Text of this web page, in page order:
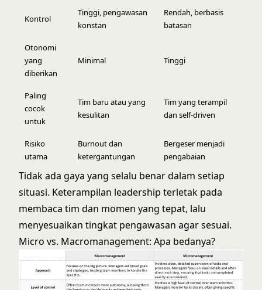
Kontrol
Tinggi, pengawasan
konstan
Rendah, berbasis
batasan
Otonomi
yang
diberikan
Minimal Tinggi
Paling
cocok
untuk
Tim baru atau yang
kesulitan
Tim yang terampil
dan self-driven
Risiko
utama
Burnout dan
ketergantungan
Bergeser menjadi
pengabaian
Tidak ada gaya yang selalu benar dalam setiap
situasi. Keterampilan leadership terletak pada
membaca tim dan momen yang tepat, lalu
menyesuaikan tingkat pengawasan agar sesuai.
Micro vs. Macromanagement: Apa bedanya?